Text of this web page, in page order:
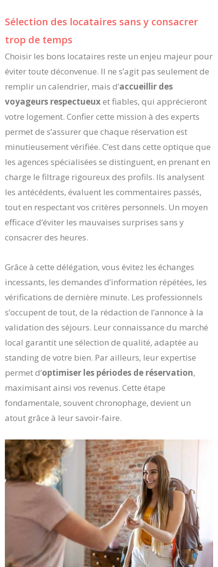
Sélection des locataires sans y consacrer
trop de temps
Choisir les bons locataires reste un enjeu majeur pour
éviter toute déconvenue. Il ne s’agit pas seulement de
remplir un calendrier, mais d’accueillir des
voyageurs respectueuxet fiables, qui apprécieront
votre logement. Confier cette mission à des experts
permet de s’assurer que chaque réservation est
minutieusement vérifiée. C’est dans cette optique que
les agences spécialisées se distinguent, en prenant en
charge le filtrage rigoureux des profils. Ils analysent
les antécédents, évaluent les commentaires passés,
tout en respectant vos critères personnels. Un moyen
efficace d’éviter les mauvaises surprises sans y
consacrer des heures.
Grâce à cette délégation, vous évitez les échanges
incessants, les demandes d’information répétées, les
vérifications de dernière minute. Les professionnels
s’occupent de tout, de la rédaction de l’annonce à la
validation des séjours. Leur connaissance du marché
local garantit une sélection de qualité, adaptée au
standing de votre bien. Par ailleurs, leur expertise
permet d’optimiser les périodes de réservation,
maximisant ainsi vos revenus. Cette étape
fondamentale, souvent chronophage, devient un
atout grâce à leur savoir-faire.